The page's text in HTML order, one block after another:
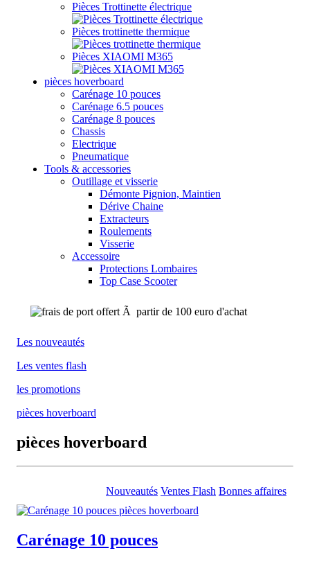
Pièces Trottinette électrique
Pièces trottinette thermique
Pièces XIAOMI M365
pièces hoverboard
Carénage 10 pouces
Carénage 6.5 pouces
Carénage 8 pouces
Chassis
Electrique
Pneumatique
Tools & accessories
Outillage et visserie
Démonte Pignion, Maintien
Dérive Chaine
Extracteurs
Roulements
Visserie
Accessoire
Protections Lombaires
Top Case Scooter
Les nouveautés
Les ventes flash
les promotions
pièces hoverboard
pièces hoverboard
Nouveautés Ventes Flash Bonnes affaires
Carénage 10 pouces